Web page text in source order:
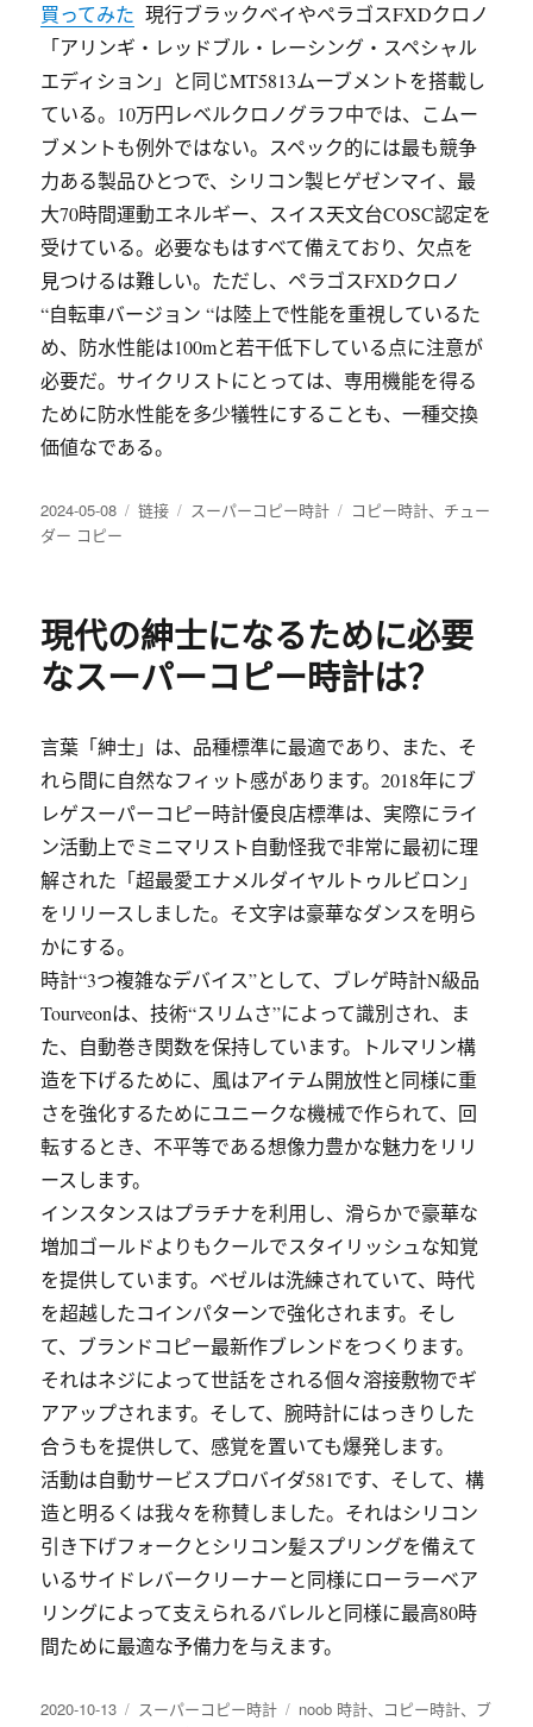
買ってみた 現行ブラックベイやペラゴスFXDクロノ
「アリンギ・レッドブル・レーシング・スペシャル
エディション」と同じMT5813ムーブメントを搭載し
ている。10万円レベルクロノグラフ中では、こムー
ブメントも例外ではない。スペック的には最も競争
力ある製品ひとつで、シリコン製ヒゲゼンマイ、最
大70時間運動エネルギー、スイス天文台COSC認定を
受けている。必要なもはすべて備えており、欠点を
見つけるは難しい。ただし、ペラゴスFXDクロノ
“自転車バージョン “は陸上で性能を重視しているた
め、防水性能は100mと若干低下している点に注意が
必要だ。サイクリストにとっては、専用機能を得る
ために防水性能を多少犠牲にすることも、一種交換
価値なである。
发
布
2024-05-08
格
链接
分
スーパーコピー時計
标
コピー時計、 チュー
ダー コピー
現代の紳士になるために必要
なスーパーコピー時計は？
言葉「紳士」は、品種標準に最適であり、また、そ
れら間に自然なフィット感があります。2018年にブ
レゲスーパーコピー時計優良店標準は、実際にライ
ン活動上でミニマリスト自動怪我で非常に最初に理
解された「超最愛エナメルダイヤルトゥルビロン」
をリリースしました。そ文字は豪華なダンスを明ら
かにする。
時計“3つ複雑なデバイス”として、ブレゲ時計N級品
Tourveonは、技術“スリムさ”によって識別され、ま
た、自動巻き関数を保持しています。トルマリン構
造を下げるために、風はアイテム開放性と同様に重
さを強化するためにユニークな機械で作られて、回
転するとき、不平等である想像力豊かな魅力をリリ
ースします。
インスタンスはプラチナを利用し、滑らかで豪華な
増加ゴールドよりもクールでスタイリッシュな知覚
を提供しています。ベゼルは洗練されていて、時代
を超越したコインパターンで強化されます。そし
て、ブランドコピー最新作ブレンドをつくります。
それはネジによって世話をされる個々溶接敷物でギ
アアップされます。そして、腕時計にはっきりした
合うもを提供して、感覚を置いても爆発します。
活動は自動サービスプロバイダ581です、そして、構
造と明るくは我々を称賛しました。それはシリコン
引き下げフォークとシリコン髪スプリングを備えて
いるサイドレバークリーナーと同様にローラーベア
リングによって支えられるバレルと同様に最高80時
間ために最適な予備力を与えます。
发
2020-10-13
分
スーパーコピー時計
标
noob 時計、 コピー時計、 ブ